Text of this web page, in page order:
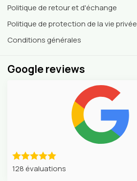
Politique de retour et d'échange
Politique de protection de la vie privée
Conditions générales
Google reviews
128 évaluations